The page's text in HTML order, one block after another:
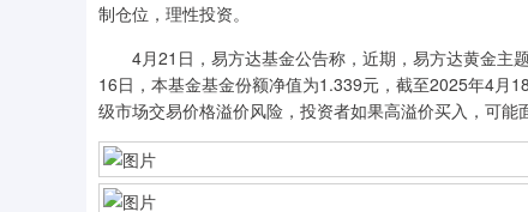
制仓位，理性投资。
4月21日，易方达基金公告称，近期，易方达黄金主
16日，本基金基金份额净值为1.339元，截至2025年4月
级市场交易价格溢价风险，投资者如果高溢价买入，可能